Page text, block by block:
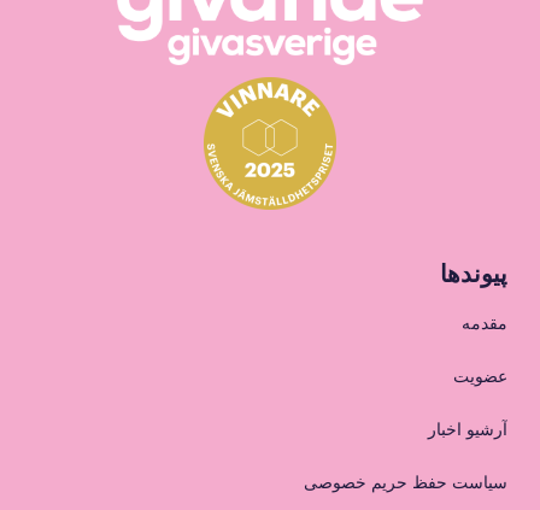
پیوندها
مقدمه
عضویت
آرشیو اخبار
سیاست حفظ حریم خصوصی